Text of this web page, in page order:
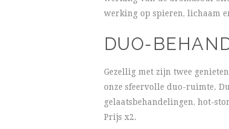
werking op spieren, lichaam
DUO-
Gezellig met zijn twee
onze sfeervolle duo-ruimte.
gelaatsbehandelingen, hot-
Prijs x2.